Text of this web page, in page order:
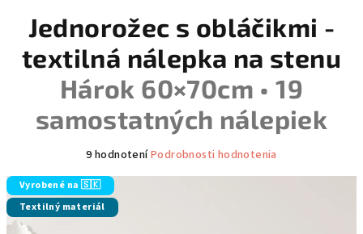
košík
Jednorožec s obláčikmi -
textilná nálepka na stenu
Hárok 60×70cm • 19
samostatných nálepiek
produktu
je
5,0
9 hodnoteníPodrobnosti hodnotenia
Vyrobené na 🇸🇰
Textilný materiál